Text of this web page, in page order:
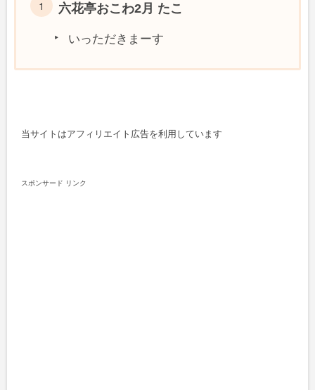
六花亭おこわ2月 たこ
いっただきまーす
当サイトはアフィリエイト広告を利用しています
スポンサード リンク